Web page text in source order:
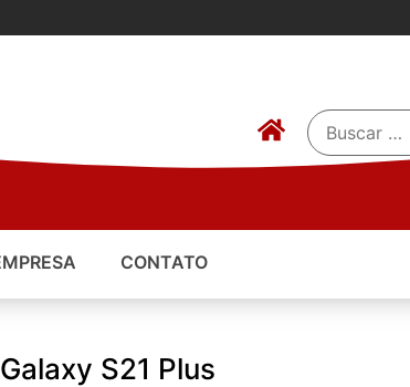
CONTATO
S21 Plus